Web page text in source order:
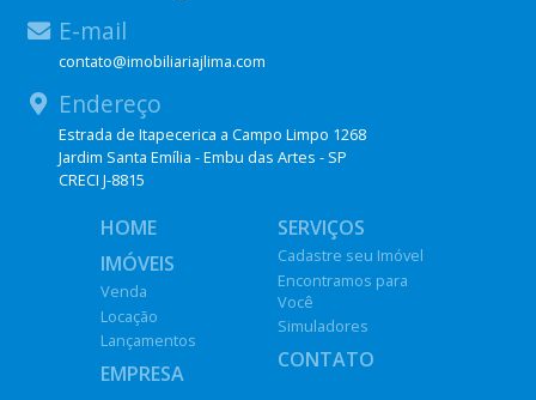
E-mail
contato@imobiliariajlima.com
Endereço
Estrada de Itapecerica a Campo Limpo 1268
Jardim Santa Emília - Embu das Artes - SP
CRECI J-8815
HOME
IMÓVEIS
Venda
Locação
Lançamentos
EMPRESA
SERVIÇOS
Cadastre seu Imóvel
Encontramos para
Você
Simuladores
CONTATO